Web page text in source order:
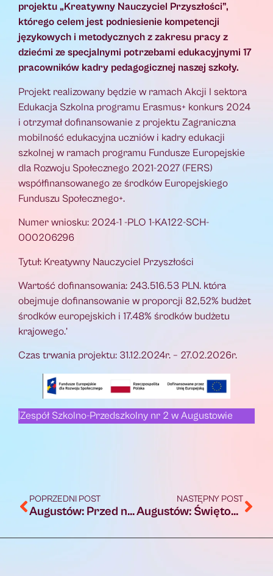
projektu „Kreatywny Nauczyciel Przyszłości”,
którego celem jest podniesienie kompetencji
językowych i metodycznych z zakresu pracy z
dziećmi ze specjalnymi potrzebami edukacyjnymi 17
pracowników kadry pedagogicznej naszej szkoły.
Projekt realizowany będzie w ramach Akcji I sektora
Edukacja Szkolna programu Erasmus+ konkurs 2024
i otrzymał dofinansowanie z projektu Zagraniczna
mobilność edukacyjna uczniów i kadry edukacji
szkolnej w ramach programu Fundusze Europejskie
dla Rozwoju Społecznego 2021-2027 (FERS)
współfinansowanego ze środków Europejskiego
Funduszu Społecznego+.
Numer wniosku: 2024-1 -PLO 1-KA122-SCH-
000206296
Tytuł: Kreatywny Nauczyciel Przyszłości
Wartość dofinansowania: 243.516.53 PLN. która
obejmuje dofinansowanie w proporcji 82,52% budżet
środków europejskich i 17.48% środków budżetu
krajowego.’
Czas trwania projektu: 31.12.2024r. – 27.02.2026r.
|Zespół Szkolno-Przedszkolny nr 2 w Augustowie
POPRZEDNI POST
Augustów: Przed nami wspólne powitanie Nowego Roku 2025
NASTĘPNY POST
Augustów: Świętość Prymitywizmu – wystawa Laury Okuńskiej